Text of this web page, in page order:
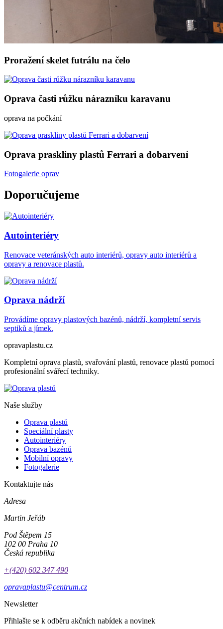
Proražení skelet futrálu na čelo
Oprava časti růžku nárazníku karavanu
oprava na počkání
Oprava praskliny plastů Ferrari a dobarvení
Fotogalerie oprav
Doporučujeme
Autointeriéry
Renovace veteránských auto interiérů, opravy auto interiérů a
opravy a renovace plastů.
Oprava nádrží
Provádíme opravy plastových bazénů, nádrží, kompletní servis
septiků a jímek.
opravaplastu.cz
Kompletní oprava plastů, svařování plastů, renovace plastů pomocí
profesionální svářecí techniky.
Naše služby
Oprava plastů
Speciální plasty
Autointeriéry
Oprava bazénů
Mobilní opravy
Fotogalerie
Kontaktujte nás
Adresa
Martin Jeřáb
Pod Štěpem 15
102 00 Praha 10
Česká republika
+(420) 602 347 490
opravaplastu@centrum.cz
Newsletter
Přihlašte se k odběru akčních nabídek a novinek